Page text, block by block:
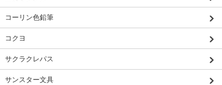
コーリン色鉛筆
コクヨ
サクラクレパス
サンスター文具